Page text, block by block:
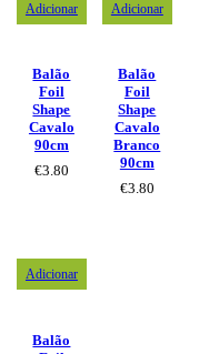
Adicionar
Balão
Foil
Shape
Cavalo
90cm
€3.80
Adicionar
Balão
Foil
Shape
Cavalo
Branco
90cm
€3.80
Adicionar
Balão